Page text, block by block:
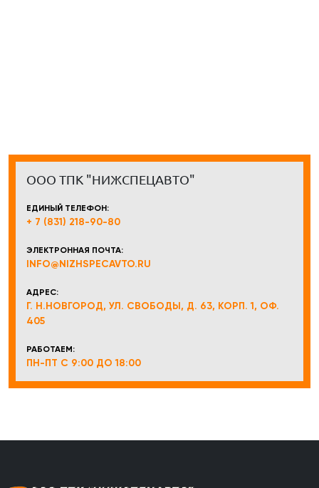
ООО ТПК "НИЖСПЕЦАВТО"
ЕДИНЫЙ ТЕЛЕФОН:
+ 7 (831) 218-90-80
ЭЛЕКТРОННАЯ ПОЧТА:
INFO@NIZHSPECAVTO.RU
АДРЕС:
Г. Н.НОВГОРОД, УЛ. СВОБОДЫ, Д. 63, КОРП. 1, ОФ.
405
РАБОТАЕМ:
ПН-ПТ С 9:00 ДО 18:00